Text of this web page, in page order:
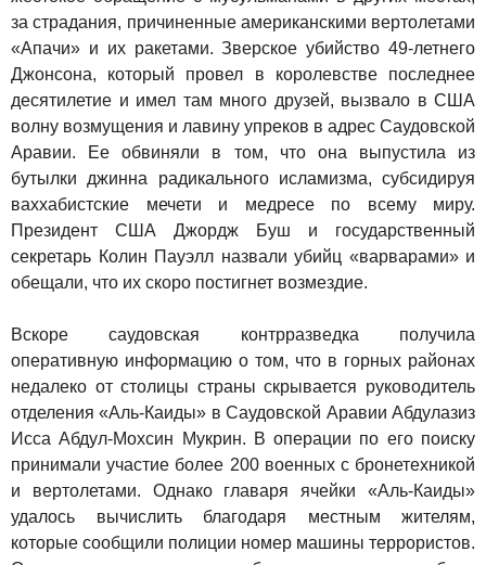
за страдания, причиненные американскими вертолетами
«Апачи» и их ракетами. Зверское убийство 49-летнего
Джонсона, который провел в королевстве последнее
десятилетие и имел там много друзей, вызвало в США
волну возмущения и лавину упреков в адрес Саудовской
Аравии. Ее обвиняли в том, что она выпустила из
бутылки джинна радикального исламизма, субсидируя
ваххабистские мечети и медресе по всему миру.
Президент США Джордж Буш и государственный
секретарь Колин Пауэлл назвали убийц «варварами» и
обещали, что их скоро постигнет возмездие.
Вскоре саудовская контрразведка получила
оперативную информацию о том, что в горных районах
недалеко от столицы страны скрывается руководитель
отделения «Аль-Каиды» в Саудовской Аравии Абдулазиз
Исса Абдул-Мохсин Мукрин. В операции по его поиску
принимали участие более 200 военных с бронетехникой
и вертолетами. Однако главаря ячейки «Аль-Каиды»
удалось вычислить благодаря местным жителям,
которые сообщили полиции номер машины террористов.